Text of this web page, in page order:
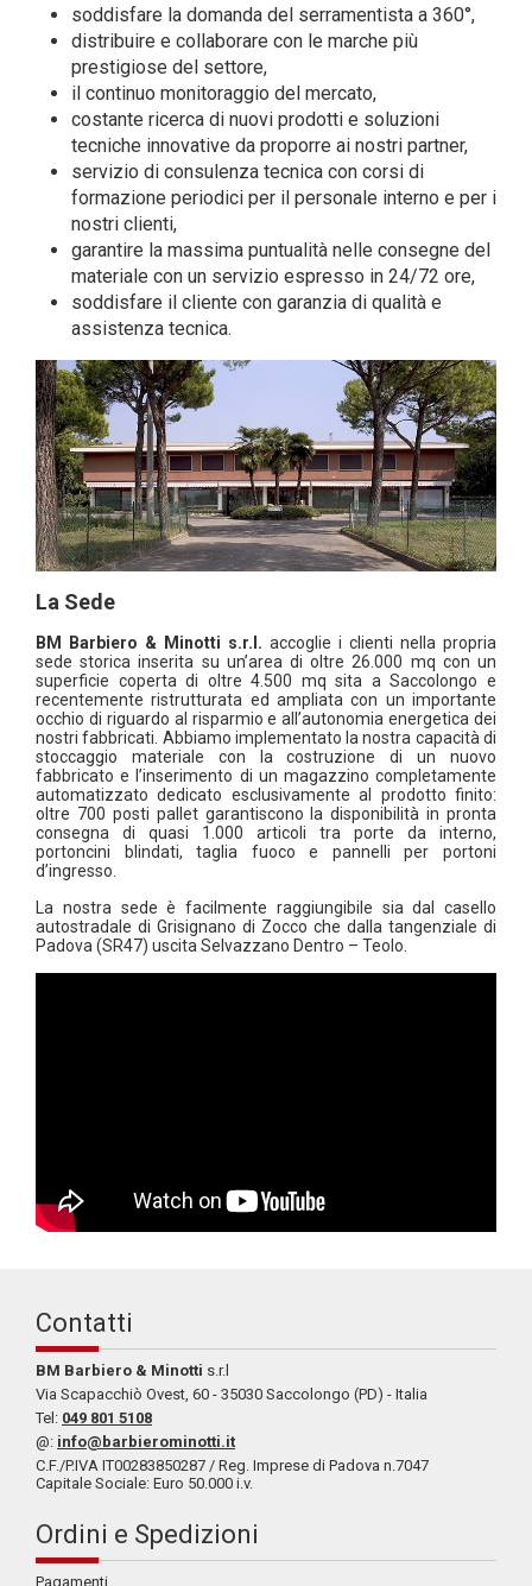
soddisfare la domanda del serramentista a 360°,
distribuire e collaborare con le marche più
prestigiose del settore,
il continuo monitoraggio del mercato,
costante ricerca di nuovi prodotti e soluzioni
tecniche innovative da proporre ai nostri partner,
servizio di consulenza tecnica con corsi di
formazione periodici per il personale interno e per i
nostri clienti,
garantire la massima puntualità nelle consegne del
materiale con un servizio espresso in 24/72 ore,
soddisfare il cliente con garanzia di qualità e
assistenza tecnica.
La Sede
BM Barbiero & Minotti s.r.l. accoglie i clienti nella propria
sede storica inserita su un’area di oltre 26.000 mq con un
superficie coperta di oltre 4.500 mq sita a Saccolongo e
recentemente ristrutturata ed ampliata con un importante
occhio di riguardo al risparmio e all’autonomia energetica dei
nostri fabbricati. Abbiamo implementato la nostra capacità di
stoccaggio materiale con la costruzione di un nuovo
fabbricato e l’inserimento di un magazzino completamente
automatizzato dedicato esclusivamente al prodotto finito:
oltre 700 posti pallet garantiscono la disponibilità in pronta
consegna di quasi 1.000 articoli tra porte da interno,
portoncini blindati, taglia fuoco e pannelli per portoni
d’ingresso.
La nostra sede è facilmente raggiungibile sia dal casello
autostradale di Grisignano di Zocco che dalla tangenziale di
Padova (SR47) uscita Selvazzano Dentro – Teolo.
Contatti
BM Barbiero & Minotti s.r.l
Via Scapacchiò Ovest, 60 - 35030 Saccolongo (PD) - Italia
Tel: 049 801 5108
@: info@barbierominotti.it
C.F./P.IVA IT00283850287 / Reg. Imprese di Padova n.7047
Capitale Sociale: Euro 50.000 i.v.
Ordini e Spedizioni
Pagamenti